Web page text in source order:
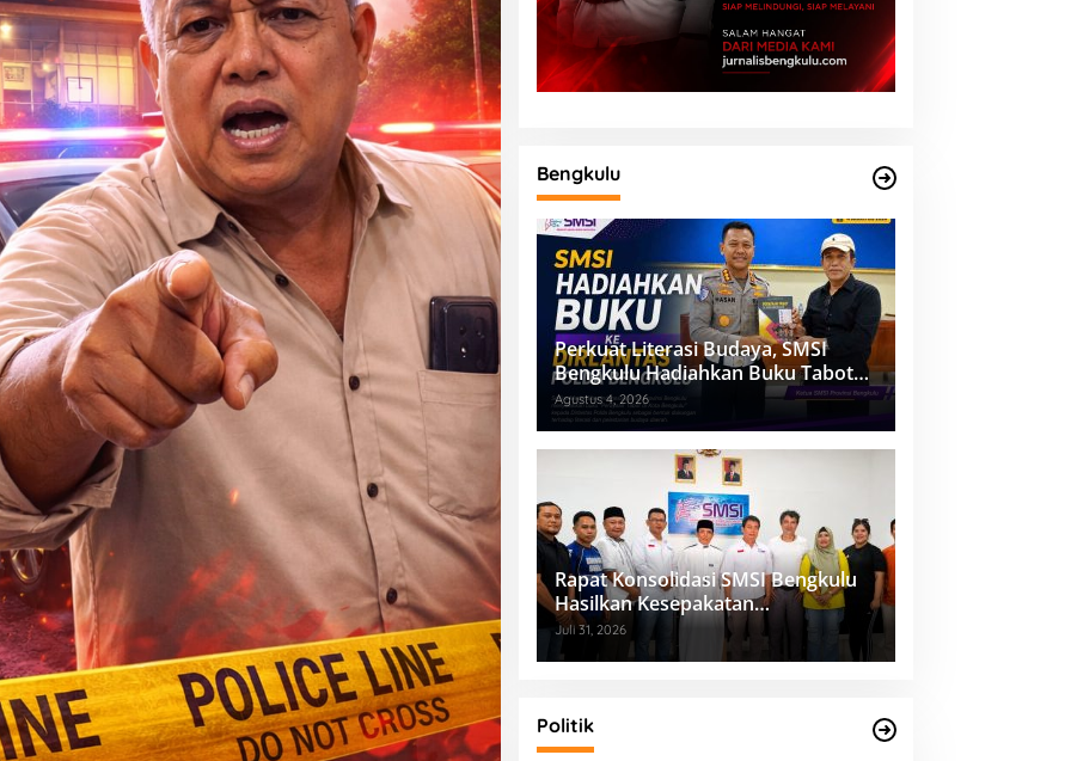
Bengkulu
Perkuat Literasi Budaya, SMSI
Bengkulu Hadiahkan Buku Tabot
untuk Dirlantas Polda
Agustus 4, 2026
Rapat Konsolidasi SMSI Bengkulu
Hasilkan Kesepakatan
Pembentukan Pokja Newsroom
Kolaboratif
Juli 31, 2026
Politik